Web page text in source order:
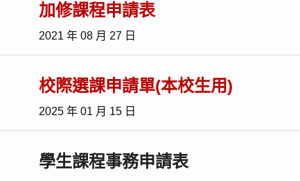
加修課程申請表
2021 年 08 月 27 日
校際選課申請單(本校生用)
2025 年 01 月 15 日
學生課程事務申請表